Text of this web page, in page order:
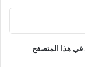
في هذا المتصفح